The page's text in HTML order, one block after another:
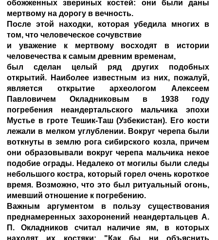
обожженных звериных костей: они были даны
мертвому на дорогу в вечность.
После этой находки, которая убедила многих в
том, что человеческое сочувствие
и уважение к мертвому восходят в истории
человечества к самым древним временам,
был сделан целый ряд других подобных
открытий. Наиболее известным из них, пожалуй,
является открытие археологом Алексеем
Павловичем Окладниковым в 1938 году
погребения неандертальского мальчика эпохи
Мустье в гроте Тешик-Таш (Узбекистан). Его кости
лежали в мелком углублении. Вокруг черепа были
воткнуты в землю рога сибирского козла, причем
они образовывали вокруг черепа мальчика некое
подобие ограды. Недалеко от могилы были следы
небольшого костра, который горел очень короткое
время. Возможно, что это был ритуальный огонь,
имевший отношение к погребению.
Важным аргументом в пользу существования
преднамеренных захоронений неандертальцев А.
П. Окладников считал наличие ям, в которых
находят их костяки: "Как бы ни объяснить